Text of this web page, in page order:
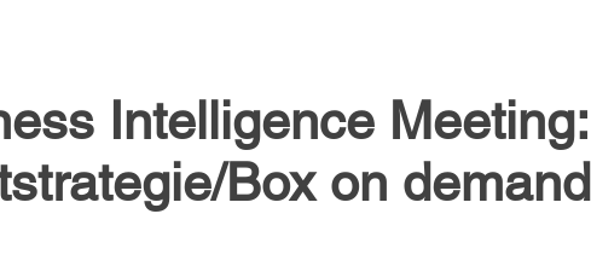
Intelligence Meeting:
Box on demand